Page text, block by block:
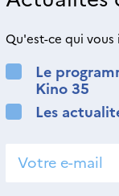
Qu'est-ce qui vous
Le
Kino 35
Les